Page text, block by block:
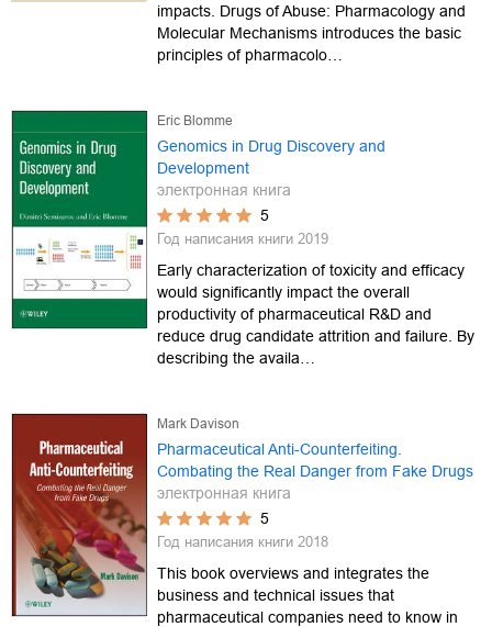
impacts. Drugs of Abuse: Pharmacology and
Molecular Mechanisms introduces the basic
principles of pharmacolo…
Eric Blomme
Genomics in Drug Discovery and
Development
электронная книга
5
Год написания книги 2019
Early characterization of toxicity and efficacy
would significantly impact the overall
productivity of pharmaceutical R&D and
reduce drug candidate attrition and failure. By
describing the availa…
Mark Davison
Pharmaceutical Anti-Counterfeiting.
Combating the Real Danger from Fake Drugs
электронная книга
5
Год написания книги 2018
This book overviews and integrates the
business and technical issues that
pharmaceutical companies need to know in